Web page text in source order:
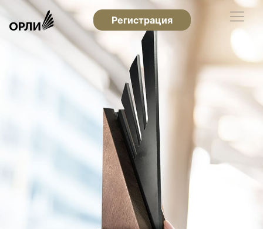
Регистрация